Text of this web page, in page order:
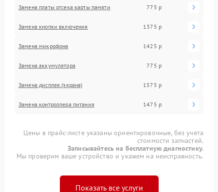
Замена платы отсека карты памяти 775 р
Замена кнопки включения 1375 р
Замена микрофона 1425 р
Замена аккумулятора 775 р
Замена дисплея (экрана) 1575 р
Замена контроллера питания 1475 р
Цены в прайс-листе указаны ориентировочные, без учета
стоимости запчастей.
Записывайтесь на бесплатную диагностику.
Мы проверим ваше устройство и укажем на неисправность.
Показать все услуги